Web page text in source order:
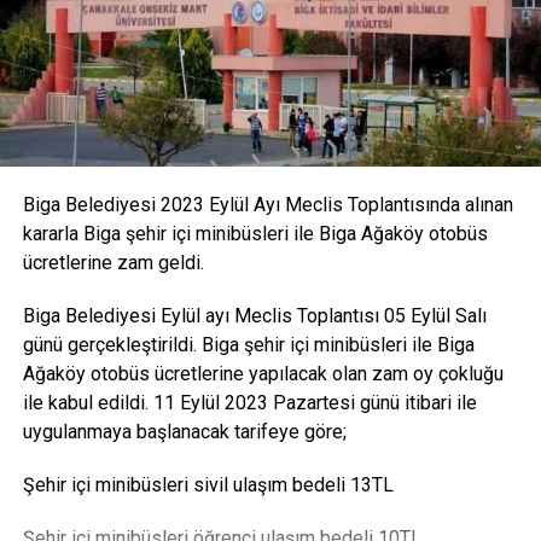
Biga Belediyesi 2023 Eylül Ayı Meclis Toplantısında alınan
kararla Biga şehir içi minibüsleri ile Biga Ağaköy otobüs
ücretlerine zam geldi.
Biga Belediyesi Eylül ayı Meclis Toplantısı 05 Eylül Salı
günü gerçekleştirildi. Biga şehir içi minibüsleri ile Biga
Ağaköy otobüs ücretlerine yapılacak olan zam oy çokluğu
ile kabul edildi. 11 Eylül 2023 Pazartesi günü itibari ile
uygulanmaya başlanacak tarifeye göre;
Şehir içi minibüsleri sivil ulaşım bedeli 13TL